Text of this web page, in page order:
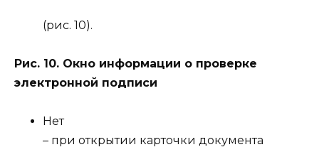
(рис. 10).
Рис. 10. Окно информации о проверке
электронной подписи
Нет
– при открытии карточки документа